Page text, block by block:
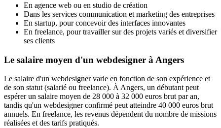
En agence web ou en studio de création
Dans les services communication et marketing des entreprises
En startup, pour concevoir des interfaces innovantes
En freelance, pour travailler sur des projets variés et diversifier
ses clients
Le salaire moyen d'un webdesigner à Angers
Le salaire d'un webdesigner varie en fonction de son expérience et
de son statut (salarié ou freelance). À Angers, un débutant peut
espérer un salaire moyen de 28 000 à 32 000 euros brut par an,
tandis qu'un webdesigner confirmé peut atteindre 40 000 euros brut
annuels. En freelance, les revenus dépendent du nombre de missions
réalisées et des tarifs pratiqués.